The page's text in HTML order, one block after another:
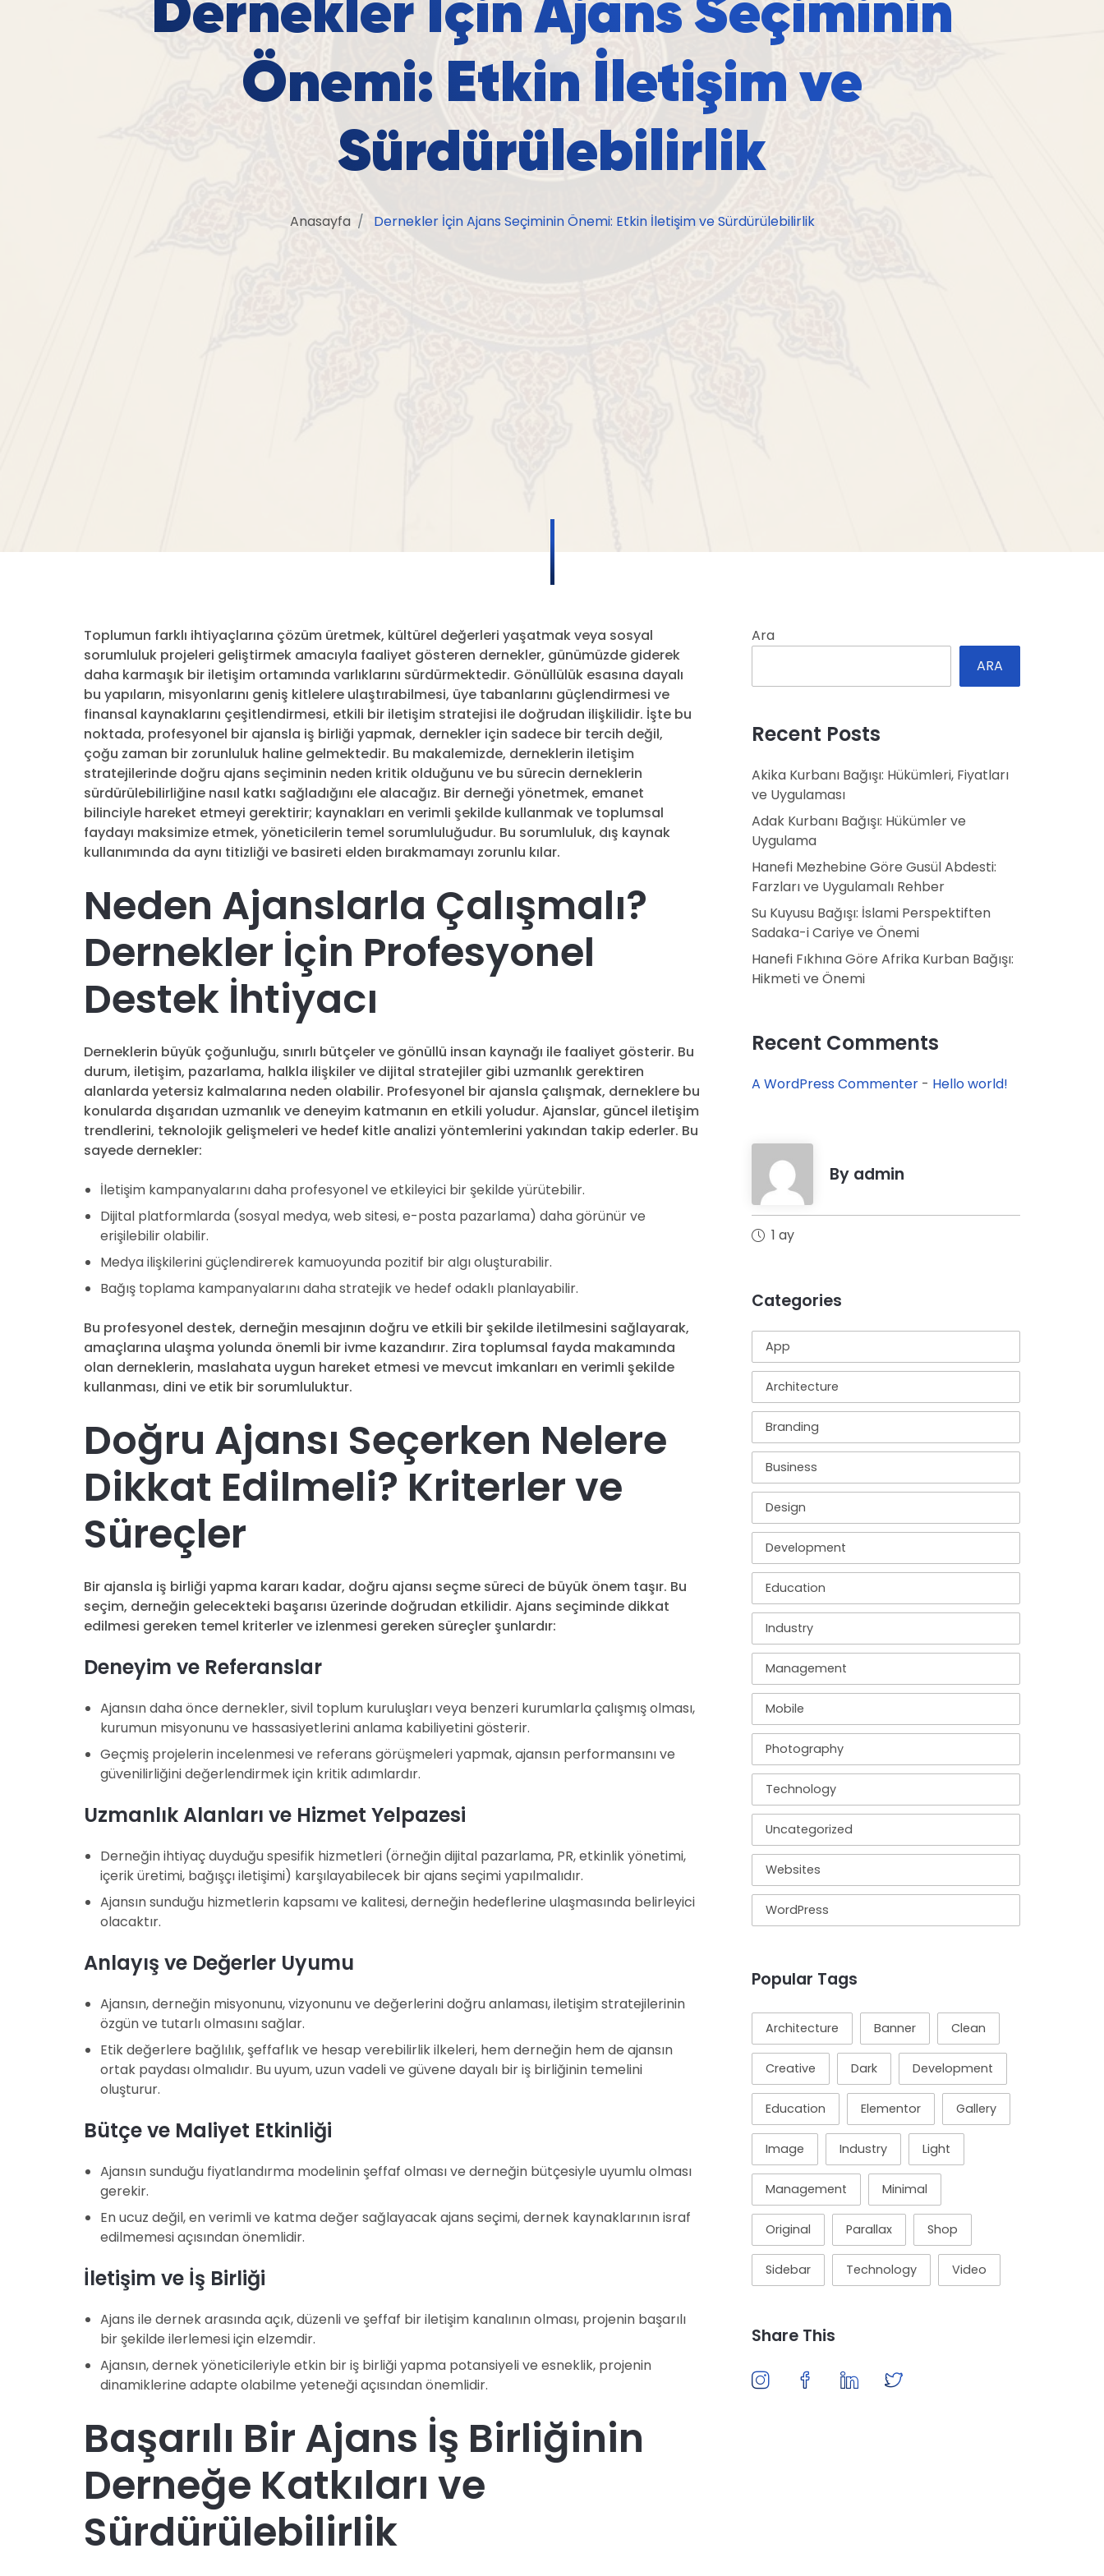
Önemi: Etkin İletişim ve
Sürdürülebilirlik
Anasayfa Dernekler İçin Ajans Seçiminin Önemi: Etkin İletişim ve Sürdürülebilirlik
Toplumun farklı ihtiyaçlarına çözüm üretmek, kültürel değerleri yaşatmak veya sosyal
sorumluluk projeleri geliştirmek amacıyla faaliyet gösteren dernekler, günümüzde giderek
daha karmaşık bir iletişim ortamında varlıklarını sürdürmektedir. Gönüllülük esasına dayalı
bu yapıların, misyonlarını geniş kitlelere ulaştırabilmesi, üye tabanlarını güçlendirmesi ve
finansal kaynaklarını çeşitlendirmesi, etkili bir iletişim stratejisi ile doğrudan ilişkilidir. İşte bu
noktada, profesyonel bir ajansla iş birliği yapmak, dernekler için sadece bir tercih değil,
çoğu zaman bir zorunluluk haline gelmektedir. Bu makalemizde, derneklerin iletişim
stratejilerinde doğru ajans seçiminin neden kritik olduğunu ve bu sürecin derneklerin
sürdürülebilirliğine nasıl katkı sağladığını ele alacağız. Bir derneği yönetmek, emanet
bilinciyle hareket etmeyi gerektirir; kaynakları en verimli şekilde kullanmak ve toplumsal
faydayı maksimize etmek, yöneticilerin temel sorumluluğudur. Bu sorumluluk, dış kaynak
kullanımında da aynı titizliği ve basireti elden bırakmamayı zorunlu kılar.
Neden Ajanslarla Çalışmalı?
Dernekler İçin Profesyonel
Destek İhtiyacı
Derneklerin büyük çoğunluğu, sınırlı bütçeler ve gönüllü insan kaynağı ile faaliyet gösterir. Bu
durum, iletişim, pazarlama, halkla ilişkiler ve dijital stratejiler gibi uzmanlık gerektiren
alanlarda yetersiz kalmalarına neden olabilir. Profesyonel bir ajansla çalışmak, derneklere bu
konularda dışarıdan uzmanlık ve deneyim katmanın en etkili yoludur. Ajanslar, güncel iletişim
trendlerini, teknolojik gelişmeleri ve hedef kitle analizi yöntemlerini yakından takip ederler. Bu
sayede dernekler:
İletişim kampanyalarını daha profesyonel ve etkileyici bir şekilde yürütebilir.
Dijital platformlarda (sosyal medya, web sitesi, e-posta pazarlama) daha görünür ve
erişilebilir olabilir.
Medya ilişkilerini güçlendirerek kamuoyunda pozitif bir algı oluşturabilir.
Bağış toplama kampanyalarını daha stratejik ve hedef odaklı planlayabilir.
Bu profesyonel destek, derneğin mesajının doğru ve etkili bir şekilde iletilmesini sağlayarak,
amaçlarına ulaşma yolunda önemli bir ivme kazandırır. Zira toplumsal fayda makamında
olan derneklerin, maslahata uygun hareket etmesi ve mevcut imkanları en verimli şekilde
kullanması, dini ve etik bir sorumluluktur.
Doğru Ajansı Seçerken Nelere
Dikkat Edilmeli? Kriterler ve
Süreçler
Bir ajansla iş birliği yapma kararı kadar, doğru ajansı seçme süreci de büyük önem taşır. Bu
seçim, derneğin gelecekteki başarısı üzerinde doğrudan etkilidir. Ajans seçiminde dikkat
edilmesi gereken temel kriterler ve izlenmesi gereken süreçler şunlardır:
Deneyim ve Referanslar
Ajansın daha önce dernekler, sivil toplum kuruluşları veya benzeri kurumlarla çalışmış olması,
kurumun misyonunu ve hassasiyetlerini anlama kabiliyetini gösterir.
Geçmiş projelerin incelenmesi ve referans görüşmeleri yapmak, ajansın performansını ve
güvenilirliğini değerlendirmek için kritik adımlardır.
Uzmanlık Alanları ve Hizmet Yelpazesi
Derneğin ihtiyaç duyduğu spesifik hizmetleri (örneğin dijital pazarlama, PR, etkinlik yönetimi,
içerik üretimi, bağışçı iletişimi) karşılayabilecek bir ajans seçimi yapılmalıdır.
Ajansın sunduğu hizmetlerin kapsamı ve kalitesi, derneğin hedeflerine ulaşmasında belirleyici
olacaktır.
Anlayış ve Değerler Uyumu
Ajansın, derneğin misyonunu, vizyonunu ve değerlerini doğru anlaması, iletişim stratejilerinin
özgün ve tutarlı olmasını sağlar.
Etik değerlere bağlılık, şeffaflık ve hesap verebilirlik ilkeleri, hem derneğin hem de ajansın
ortak paydası olmalıdır. Bu uyum, uzun vadeli ve güvene dayalı bir iş birliğinin temelini
oluşturur.
Bütçe ve Maliyet Etkinliği
Ajansın sunduğu fiyatlandırma modelinin şeffaf olması ve derneğin bütçesiyle uyumlu olması
gerekir.
En ucuz değil, en verimli ve katma değer sağlayacak ajans seçimi, dernek kaynaklarının israf
edilmemesi açısından önemlidir.
İletişim ve İş Birliği
Ajans ile dernek arasında açık, düzenli ve şeffaf bir iletişim kanalının olması, projenin başarılı
bir şekilde ilerlemesi için elzemdir.
Ajansın, dernek yöneticileriyle etkin bir iş birliği yapma potansiyeli ve esneklik, projenin
dinamiklerine adapte olabilme yeteneği açısından önemlidir.
Başarılı Bir Ajans İş Birliğinin
Derneğe Katkıları ve
Sürdürülebilirlik
Ara
ARA
Recent Posts
Akika Kurbanı Bağışı: Hükümleri, Fiyatları
ve Uygulaması
Adak Kurbanı Bağışı: Hükümler ve
Uygulama
Hanefi Mezhebine Göre Gusül Abdesti:
Farzları ve Uygulamalı Rehber
Su Kuyusu Bağışı: İslami Perspektiften
Sadaka-i Cariye ve Önemi
Hanefi Fıkhına Göre Afrika Kurban Bağışı:
Hikmeti ve Önemi
Recent Comments
A WordPress Commenter - Hello world!
By admin
1 ay
Categories
App
Architecture
Branding
Business
Design
Development
Education
Industry
Management
Mobile
Photography
Technology
Uncategorized
Websites
WordPress
Popular Tags
Architecture Banner Clean
Creative Dark Development
Education Elementor Gallery
Image Industry Light
Management Minimal
Original Parallax Shop
Sidebar Technology Video
Share This